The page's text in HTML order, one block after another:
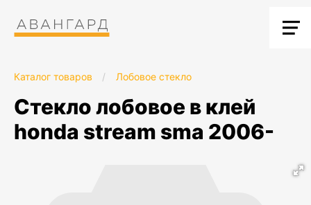
Каталог товаров / Лобовое стекло
стекло лобовое в клей
honda stream sma 2006-